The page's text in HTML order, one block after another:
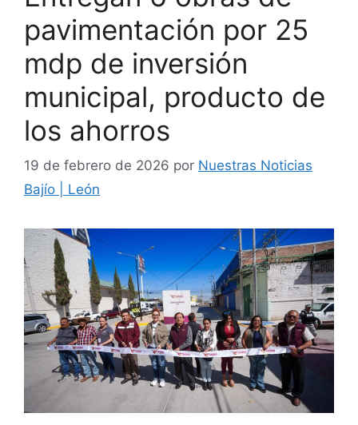
pavimentación por 25
mdp de inversión
municipal, producto de
los ahorros
19 de febrero de 2026 por Nuestras Noticias
Bajío | León